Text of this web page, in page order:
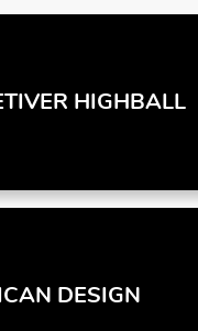
HIGHBALL
DESIGN